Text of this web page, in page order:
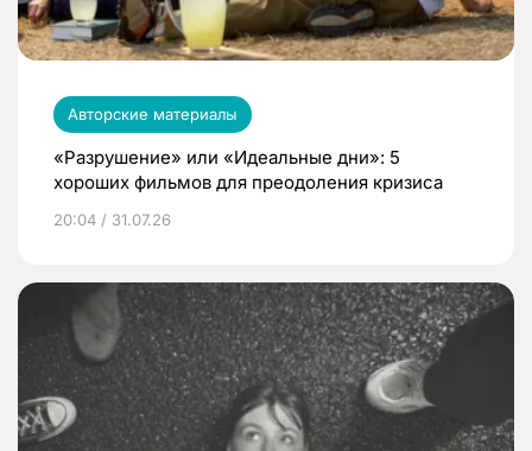
Авторские материалы
«Разрушение» или «Идеальные дни»: 5
хороших фильмов для преодоления кризиса
20:04 / 31.07.26